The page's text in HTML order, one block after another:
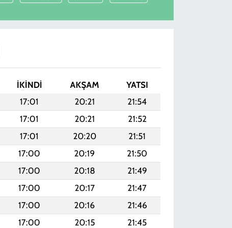
İKINDI AKŞAM
YATSI
17:01 20:21
21:54
17:01 20:21
21:52
17:01 20:20
21:51
17:00 20:19
21:50
17:00 20:18
21:49
17:00 20:17
21:47
17:00 20:16
21:46
17:00 20:15
21:45